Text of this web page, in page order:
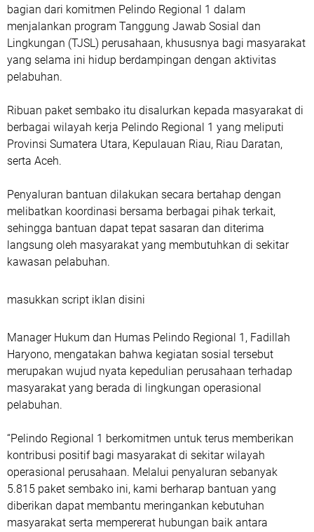
bagian dari komitmen Pelindo Regional 1 dalam
menjalankan program Tanggung Jawab Sosial dan
Lingkungan (TJSL) perusahaan, khususnya bagi masyarakat
yang selama ini hidup berdampingan dengan aktivitas
pelabuhan.
Ribuan paket sembako itu disalurkan kepada masyarakat di
berbagai wilayah kerja Pelindo Regional 1 yang meliputi
Provinsi Sumatera Utara, Kepulauan Riau, Riau Daratan,
serta Aceh.
Penyaluran bantuan dilakukan secara bertahap dengan
melibatkan koordinasi bersama berbagai pihak terkait,
sehingga bantuan dapat tepat sasaran dan diterima
langsung oleh masyarakat yang membutuhkan di sekitar
kawasan pelabuhan.
masukkan script iklan disini
Manager Hukum dan Humas Pelindo Regional 1, Fadillah
Haryono, mengatakan bahwa kegiatan sosial tersebut
merupakan wujud nyata kepedulian perusahaan terhadap
masyarakat yang berada di lingkungan operasional
pelabuhan.
“Pelindo Regional 1 berkomitmen untuk terus memberikan
kontribusi positif bagi masyarakat di sekitar wilayah
operasional perusahaan. Melalui penyaluran sebanyak
5.815 paket sembako ini, kami berharap bantuan yang
diberikan dapat membantu meringankan kebutuhan
masyarakat serta mempererat hubungan baik antara